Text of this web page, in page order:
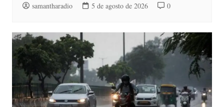
samantharadio 5 de agosto de 2026 0